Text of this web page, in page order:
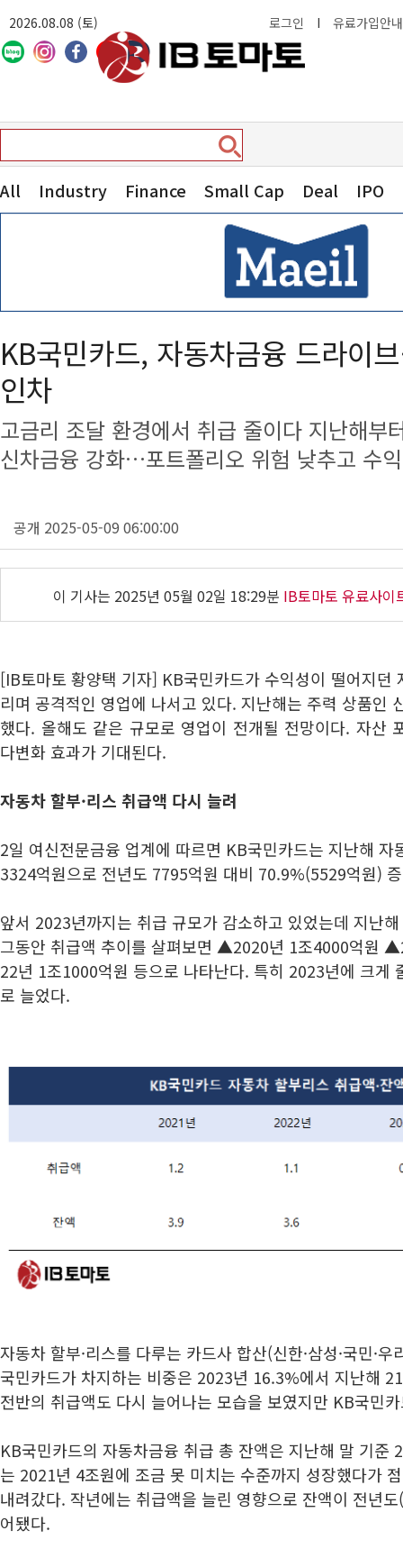
2026.08.08 (토) 로그인 I 유료가입안내
All Industry Finance Small Cap Deal IPO
KB국민카드, 자동차금융 드라이
인차
고금리 조달 환경에서 취급 줄이다 지난해부
신차금융 강화…포트폴리오 위험 낮추고 수
공개 2025-05-09 06:00:00
이 기사는 2025년 05월 02일 18:29분 IB토마토 유료사이
[IB토마토 황양택 기자] KB국민카드가 수익성이 떨어지던
리며 공격적인 영업에 나서고 있다. 지난해는 주력 상품인
했다. 올해도 같은 규모로 영업이 전개될 전망이다. 자산
다변화 효과가 기대된다.
자동차 할부·리스 취급액 다시 늘려
2일 여신전문금융 업계에 따르면 KB국민카드는 지난해 자
3324억원으로 전년도 7795억원 대비 70.9%(5529억원)
앞서 2023년까지는 취급 규모가 감소하고 있었는데 지난
그동안 취급액 추이를 살펴보면 ▲2020년 1조4000억원
22년 1조1000억원 등으로 나타난다. 특히 2023년에 크게
로 늘었다.
자동차 할부·리스를 다루는 카드사 합산(신한·삼성·국민·우
국민카드가 차지하는 비중은 2023년 16.3%에서 지난해
전반의 취급액도 다시 늘어나는 모습을 보였지만 KB국민
KB국민카드의 자동차금융 취급 총 잔액은 지난해 말 기준
는 2021년 4조원에 조금 못 미치는 수준까지 성장했다가
내려갔다. 작년에는 취급액을 늘린 영향으로 잔액이 전년
어됐다.